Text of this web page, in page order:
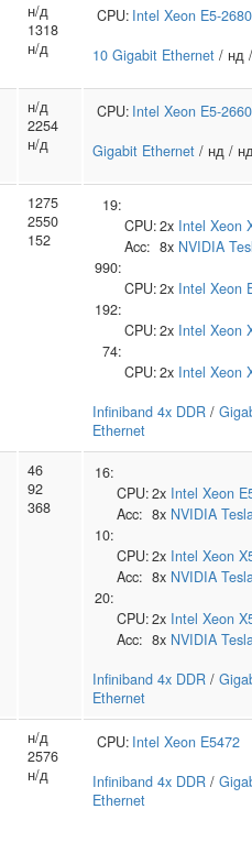
н/д
1318
н/д
CPU: Intel Xeon E5-
10 Gigabit Ethernet / нд
н/д
2254
н/д
CPU: Intel Xeon E5-2660
Gigabit Ethernet / нд /
1275
2550
152
19:
CPU:2x Intel Xeon
Acc: 8x NVIDIA
990:
CPU:2x Intel Xeon
192:
CPU:2x Intel Xeon
74:
CPU:2x Intel Xeon
Infiniband 4x DDR /
Ethernet
46
92
368
16:
CPU:2x Intel Xeon
Acc: 8x NVIDIA
10:
CPU:2x Intel Xeon
Acc: 8x NVIDIA
20:
CPU:2x Intel Xeon
Acc: 8x NVIDIA
Infiniband 4x DDR /
Ethernet
н/д
2576
н/д
CPU: Intel Xeon E5472
Infiniband 4x DDR /
Ethernet